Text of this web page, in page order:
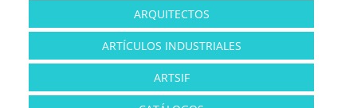
ARQUITECTOS
ARTÍCULOS INDUSTRIALES
ARTSIF